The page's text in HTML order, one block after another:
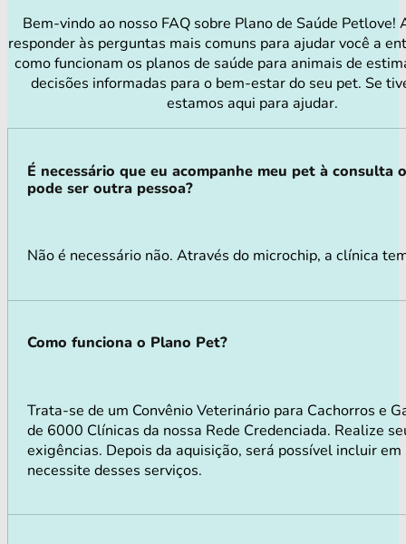
Bem-vindo ao nosso FAQ sobre Plano de Saúde Petlove!
responder às perguntas mais comuns para ajudar você a
como funcionam os planos de saúde para animais de
decisões informadas para o bem-estar do seu pet. Se
estamos aqui para ajudar.
É necessário que eu acompanhe meu pet à consulta
pode ser outra pessoa?
Não é necessário não. Através do microchip, a clínica
Como funciona o Plano Pet?
Trata-se de um Convênio Veterinário para Cachorros e
de 6000 Clínicas da nossa Rede Credenciada. Realize
exigências. Depois da aquisição, será possível incluir
necessite desses serviços.